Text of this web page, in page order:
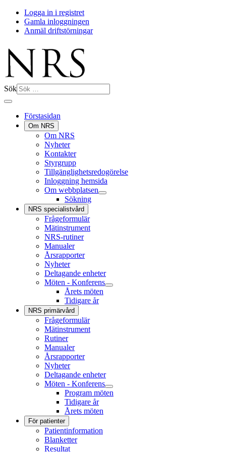
Logga in i registret
Gamla inloggningen
Anmäl driftstörningar
Sök
Förstasidan
Om NRS
Om NRS
Nyheter
Kontakter
Styrgrupp
Tillgänglighetsredogörelse
Inloggning hemsida
Om webbplatsen
Sökning
NRS specialistvård
Frågeformulär
Mätinstrument
NRS-rutiner
Manualer
Årsrapporter
Nyheter
Deltagande enheter
Möten - Konferens
Årets möten
Tidigare år
NRS primärvård
Frågeformulär
Mätinstrument
Rutiner
Manualer
Årsrapporter
Nyheter
Deltagande enheter
Möten - Konferens
Program möten
Tidigare år
Årets möten
För patienter
Patientinformation
Blanketter
Resultat